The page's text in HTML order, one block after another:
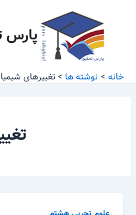
پارس
خانه نوشته ها تغییرهای